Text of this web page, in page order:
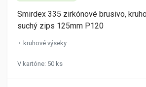
Smirdex 335 zirkónové brusivo,
suchý zips 125mm P120
kruhové výseky
V kartóne: 50 ks